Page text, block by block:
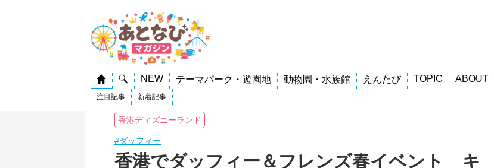
NEW テーマパーク・遊園地 動物園・水族館 えんたび TOPIC ABOUT
注目記事 新着記事
香港ディズニーランド
#ダッフィー
香港でダッフィー＆フレンズ春イベント キ